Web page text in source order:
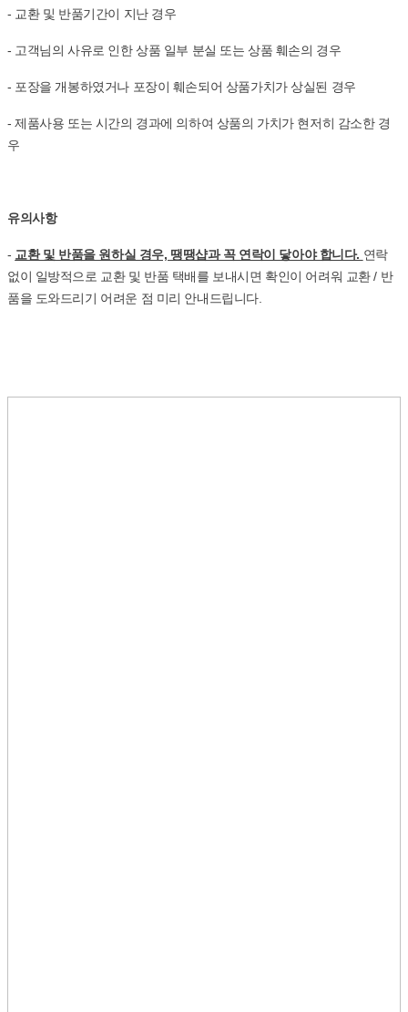
- 교환 및 반품기간이 지난 경우
- 고객님의 사유로 인한 상품 일부 분실 또는 상품 훼손의 경우
- 포장을 개봉하였거나 포장이 훼손되어 상품가치가 상실된 경우
- 제품사용 또는 시간의 경과에 의하여 상품의 가치가 현저히 감소한 경
우
유의사항
- 교환 및 반품을 원하실 경우, 땡땡샵과 꼭 연락이 닿아야 합니다. 연락
없이 일방적으로 교환 및 반품 택배를 보내시면 확인이 어려워 교환 / 반
품을 도와드리기 어려운 점 미리 안내드립니다.